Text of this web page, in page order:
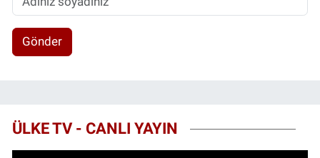
Gönder
ÜLKE TV - CANLI YAYIN